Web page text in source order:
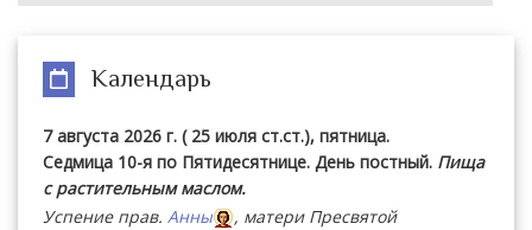
Календарь
7 августа 2026 г. ( 25 июля ст.ст.), пятница.
Седмица 10-я по Пятидесятнице. День постный. Пища
с растительным маслом.
Успение прав. Анны
, матери Пресвятой